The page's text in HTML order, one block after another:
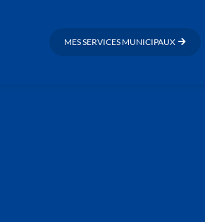
MES SERVICES MUNICIPAUX